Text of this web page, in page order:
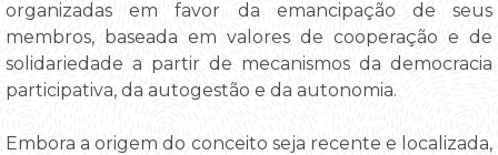
organizadas em favor da emancipação de seus
membros, baseada em valores de cooperação e de
solidariedade a partir de mecanismos da democracia
participativa, da autogestão e da autonomia.
Embora a origem do conceito seja recente e localizada,